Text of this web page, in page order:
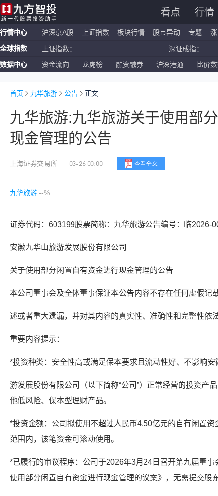
看点 行情
行情中心 沪深京A股 上证指数 板块行情 股市异动 专题
全球指数 上证指数： 深证成指：
恒生指数： 国企指数：
数据中心 资金流向 龙虎榜 融资融券 沪深港通 比价
首页 九华旅游 公告 正文
九华旅游:九华旅游关于使用部
现金管理的公告
上海证券交易所 03-26 00:00 查看全文
九华旅游 --%
证券代码：603199股票简称：九华旅游公告编号：临2026-
安徽九华山旅游发展股份有限公司
关于使用部分闲置自有资金进行现金管理的公告
本公司董事会及全体董事保证本公告内容不存在任何虚假记
述或者重大遗漏，并对其内容的真实性、准确性和完整性依
重要内容提示：
*投资种类：安全性高或满足保本要求且流动性好、不影响安
游发展股份有限公司（以下简称“公司”）正常经营的投资产
他低风险、保本型理财产品。
*投资金额：公司拟使用不超过人民币4.50亿元的自有闲置
范围内，该笔资金可滚动使用。
*已履行的审议程序：公司于2026年3月24日召开第九届董
使用部分闲置自有资金进行现金管理的议案》，无需提交股